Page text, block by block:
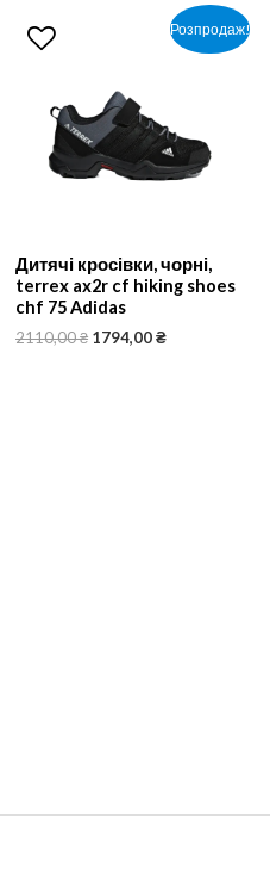
Розпродаж!
Дитячі кросівки, чорні,
terrex ax2r cf hiking shoes
chf 75 Adidas
2110,00₴ 1794,00₴